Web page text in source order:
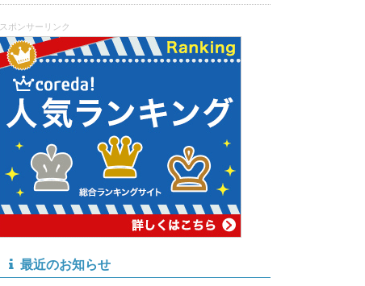
スポンサーリンク
最近のお知らせ